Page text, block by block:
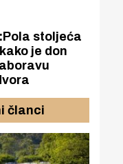
stoljeća
je don
članci